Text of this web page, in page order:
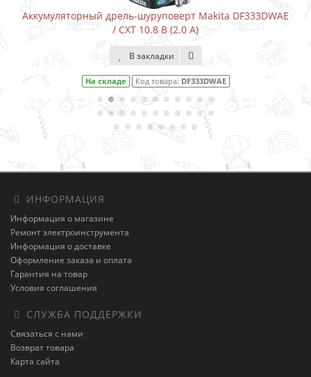
Аккумуляторный дрель-шуруповерт Makita DF333DWAE
/ CXT 10.8 В (2.0 А)
В закладки
На складе Код товара: DF333DWAE
ИНФОРМАЦИЯ
Информация о магазине
Ремонт электроинструмента
Информация о доставке
Оформление заказа и оплата
Гарантия на товар
Условия соглашения
СЛУЖБА ПОДДЕРЖКИ
Связаться с нами
Возврат товара
Карта сайта